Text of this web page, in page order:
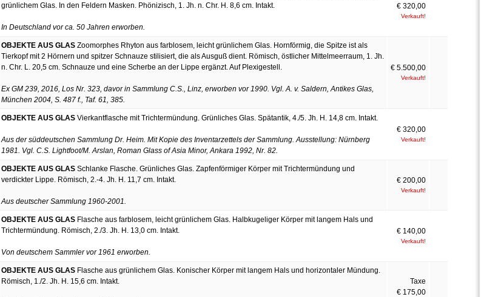
grünlichem Glas. In den Feldern Masken. Phönizisch, 1. Jh. n. Chr. H. 8,6 cm. Intakt.
In Deutschland vor ca. 50 Jahren erworben.
€ 320,00
Verkauft!
OBJEKTE AUS GLASZoomorphes Rhyton aus farblosem, leicht grünlichem Glas. Hornförmig, die Spitze ist als
Tierkopf mit 2 Hörnern und spitzer Schnauze stilisiert, die als Ausguß dient. Römisch, östlicher Mittelmeerraum, 1. Jh.
n. Chr. L. 20,5 cm. Schnauze und eine Scherbe an der Lippe ergänzt. Auf Plexigestell.
Ex GM 239, 2016, Los Nr. 323, davor in Sammlung C.S., Linz, erworben vor 1990. Vgl. A. v. Saldern, Antikes Glas,
München 2004, S. 487 f., Taf. 61, 385.
€ 5.500,00
Verkauft!
OBJEKTE AUS GLASVierkantflasche mit Trichtermündung. Grünliches Glas. Spätantik, 4./5. Jh. H. 14,8 cm. Intakt.
Aus der süddeutschen Sammlung Dr. Heim. Mit Kopie des Inventarzettels der Sammlung. Ausstellung: Nürnberg
1981. Vgl. C.S. Lightfoot/M. Arslan, Roman Glass of Asia Minor, Ankara 1992, Nr. 82.
€ 320,00
Verkauft!
OBJEKTE AUS GLASSchlanke Flasche. Grünliches Glas. Zapfenförmiger Körper mit Trichtermündung und
verdickter Lippe. Römisch, 2.-4. Jh. H. 11,7 cm. Intakt.
Aus deutscher Sammlung 1960-2001.
€ 200,00
Verkauft!
OBJEKTE AUS GLASFlasche aus farblosem, leicht grünlichem Glas. Halbkugeliger Körper mit langem Hals und
Trichtermündung. Römisch, 2./3. Jh. H. 13,0 cm. Intakt.
Von deutschem Sammler vor 1961 erworben.
€ 140,00
Verkauft!
OBJEKTE AUS GLASFlasche aus grünlichem Glas. Konischer Körper mit langem Hals und horizontaler Mündung.
Römisch, 1./2. Jh. H. 15,6 cm. Intakt.
Taxe
€ 175,00